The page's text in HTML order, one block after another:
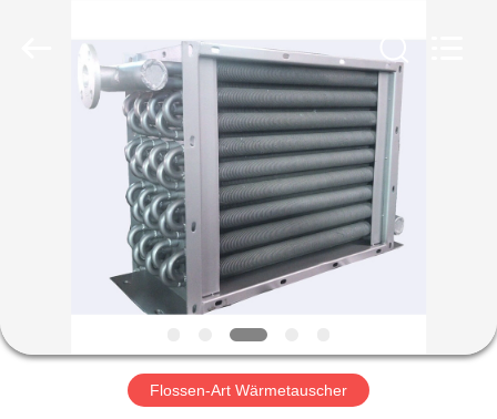
HAUS
PRODUKTE
FABRIK-
AUSFLUGFlossen-Art Wärmetauscher